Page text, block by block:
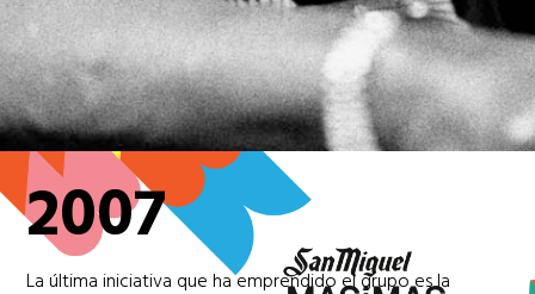
2007
La última iniciativa que ha emprendido el grupo es la